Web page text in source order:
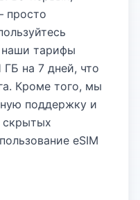
просто
тарифы
ГБ на 7 дней, что
Кроме того, мы
поддержку и
скрытых
eSIM